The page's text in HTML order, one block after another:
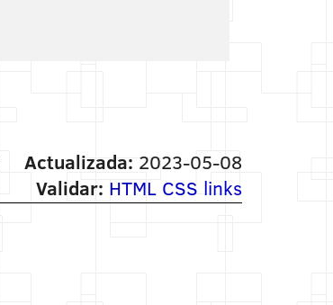
Actualizada: 2023-05-08
Validar: HTML CSS links